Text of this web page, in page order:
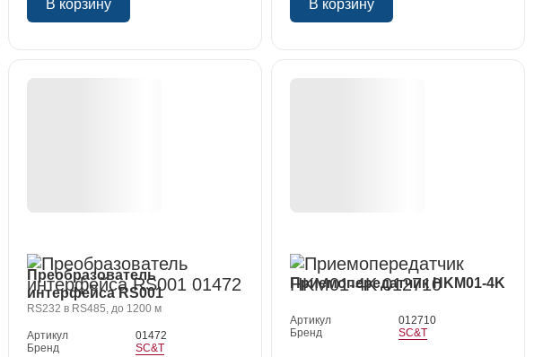
В корзину В корзину
Преобразователь
интерфейса RS001
RS232 в RS485, до 1200 м
Артикул
01472
Бренд
SC&T
Приемопередатчик HKM01-4K
Артикул
012710
Бренд
SC&T